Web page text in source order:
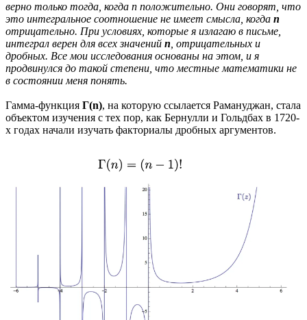
верно только тогда, когда n положительно. Они говорят, что
это интегральное соотношение не имеет смысла, когда n
отрицательно. При условиях, которые я излагаю в письме,
интеграл верен для всех значений n , отрицательных и
дробных. Все мои исследования основаны на этом, и я
продвинулся до такой степени, что местные математики не
в состоянии меня понять.
Гамма-функция Γ(n), на которую ссылается Рамануджан, стала
объектом изучения с тех пор, как Бернулли и Гольдбах в 1720-
х годах начали изучать факториалы дробных аргументов.